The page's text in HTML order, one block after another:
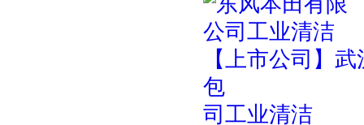
【上市公司】
包
司工业清洁